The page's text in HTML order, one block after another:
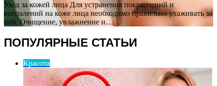
Уход за кожей лица Для устранения покраснений и
воспалений на коже лица необходимо правильно ухаживать за
ней. Очищение, увлажнение и…
ПОПУЛЯРНЫЕ СТАТЬИ
Красота